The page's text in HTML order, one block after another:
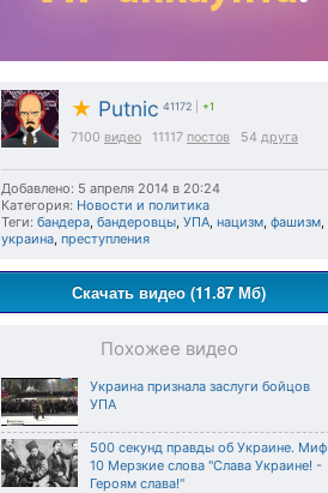
★ Putnic 41172 +1
7100 видео 11117 постов 54 друга
Добавлено: 5 апреля 2014 в 20:24
Категория: Новости и политика
Теги: бандера, бандеровцы, УПА, нацизм, фашизм,
украина, преступления
Скачать видео (11.87 Мб)
Похожее видео
Украина признала заслуги бойцов
УПА
500 секунд правды об Украине. Миф
10 Мерзкие слова ''Слава Украине! -
Героям слава!''